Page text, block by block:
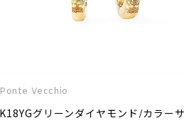
Ponte Vecchio